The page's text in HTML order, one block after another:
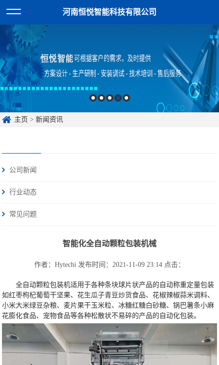
河南恒悦智能科技有限公司
主页 >新闻资讯
公司新闻
行业动态
常见问题
智能化全自动颗粒包装机械
作者：Hytechi 发布时间：2021-11-09 23:14 点击：
全自动颗粒包装机适用于各种条块球片状产品的自动称重定量包装
如红枣枸杞葡萄干坚果、花生瓜子青豆炒货食品、花椒辣椒蒜米调料、
小米大米绿豆杂粮、麦片果干玉米粒、冰糖红糖白砂糖、锅巴薯条小麻
花膨化食品、宠物食品等各种松散状不易碎的产品的自动化包装。